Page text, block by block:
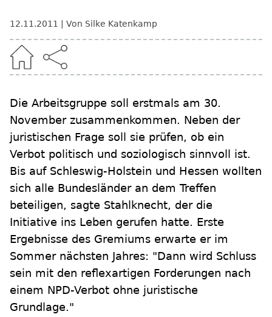
12.11.2011 Von Silke Katenkamp
Die Arbeitsgruppe soll erstmals am 30.
November zusammenkommen. Neben der
juristischen Frage soll sie prüfen, ob ein
Verbot politisch und soziologisch sinnvoll ist.
Bis auf Schleswig-Holstein und Hessen wollten
sich alle Bundesländer an dem Treffen
beteiligen, sagte Stahlknecht, der die
Initiative ins Leben gerufen hatte. Erste
Ergebnisse des Gremiums erwarte er im
Sommer nächsten Jahres: "Dann wird Schluss
sein mit den reflexartigen Forderungen nach
einem NPD-Verbot ohne juristische
Grundlage."